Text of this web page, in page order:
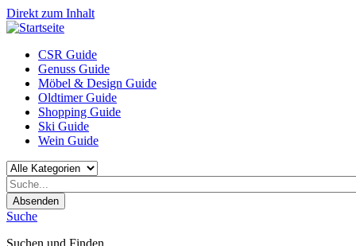
Direkt zum Inhalt
CSR Guide
Genuss Guide
Möbel & Design Guide
Oldtimer Guide
Shopping Guide
Ski Guide
Wein Guide
Absenden
Suche
Suchen und Finden